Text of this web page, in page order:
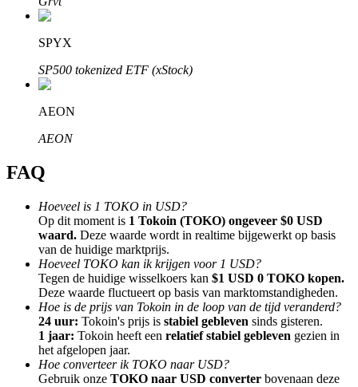
Bitrue Affiliates
Tot 65% commissies!
Doorverwijzing
Nodig een vriend uit om contante beloningen te ontvangen
BTC Welcome Rewards
SPYX
SP500 tokenized ETF (xStock)
AEON
AEON
FAQ
Hoeveel is 1 TOKO in USD?
Op dit moment is 1 Tokoin (TOKO) ongeveer $0 USD
waard. Deze waarde wordt in realtime bijgewerkt op basis
van de huidige marktprijs.
Hoeveel TOKO kan ik krijgen voor 1 USD?
Tegen de huidige wisselkoers kan $1 USD 0 TOKO kopen.
Deze waarde fluctueert op basis van marktomstandigheden.
Hoe is de prijs van Tokoin in de loop van de tijd veranderd?
24 uur: Tokoin's prijs is stabiel gebleven sinds gisteren.
1 jaar: Tokoin heeft een relatief stabiel gebleven gezien in
het afgelopen jaar.
Hoe converteer ik TOKO naar USD?
Gebruik onze TOKO naar USD converter bovenaan deze